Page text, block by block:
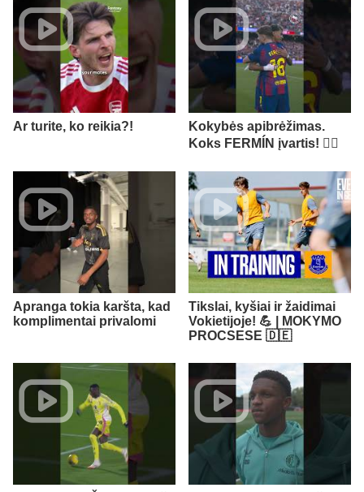
Ar turite, ko reikia?!
Kokybės apibrėžimas.
Koks FERMÍN įvartis! 😮‍💨
Apranga tokia karšta, kad
komplimentai privalomi
Tikslai, kyšiai ir žaidimai
Vokietijoje! 💪 | MOKYMO
PROCSESE 🇩🇪